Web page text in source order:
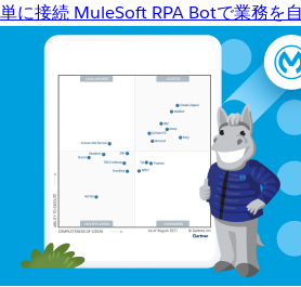
単に接続 MuleSoft RPA Botで業務を